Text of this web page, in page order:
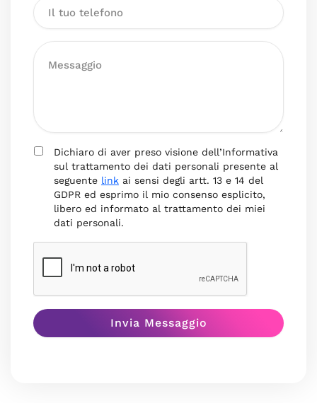
Dichiaro di aver preso visione dell’Informativa
sul trattamento dei dati personali presente al
seguente link ai sensi degli artt. 13 e 14 del
GDPR ed esprimo il mio consenso esplicito,
libero ed informato al trattamento dei miei
dati personali.